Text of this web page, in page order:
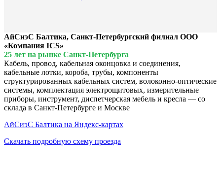
АйСиэС Балтика, Санкт-Петербургский филиал ООО
«Компания ICS»
25 лет на рынке Санкт-Петербурга
Кабель, провод, кабельная оконцовка и соединения,
кабельные лотки, короба, трубы, компоненты
структурированных кабельных систем, волоконно-оптические
системы, комплектация электрощитовых, измерительные
приборы, инструмент, диспетчерская мебель и кресла — со
склада в Санкт-Петербурге и Москве
АйСиэС Балтика на Яндекс-картах
Скачать подробную схему проезда